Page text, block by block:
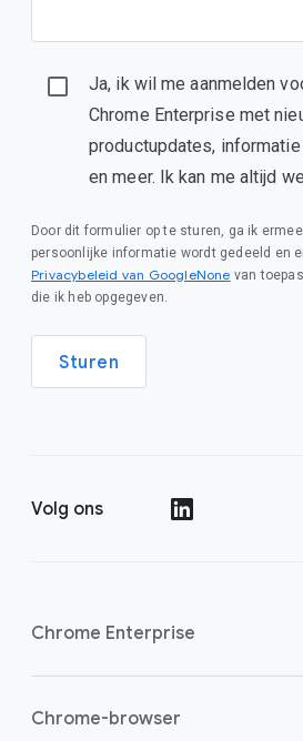
Ja, ik wil me aanmelden
Chrome Enterprise met
productupdates,
en meer. Ik kan me altijd
Door dit formulier op te sturen, ga ik
persoonlijke informatie wordt gedeeld en
Privacybeleid van GoogleNone van
die ik heb opgegeven.
Sturen
Volg ons
Chrome Enterprise
Beveiliging
Chrome-browser